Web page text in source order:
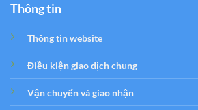
Thông tin
Thông tin website
Điều kiện giao dịch chung
Vận chuyển và giao nhận